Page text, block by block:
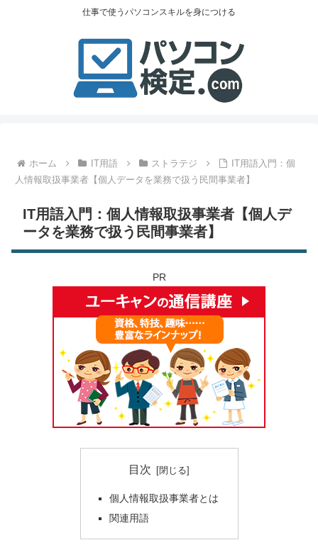
仕事で使うパソコンスキルを身につける
ホーム IT用語 ストラテジ
IT用語入門：個
人情報取扱事業者【個人データを業務で扱う民間事業者】
IT用語入門：個人情報取扱事業者【個人デ
ータを業務で扱う民間事業者】
PR
目次
個人情報取扱事業者とは
関連用語